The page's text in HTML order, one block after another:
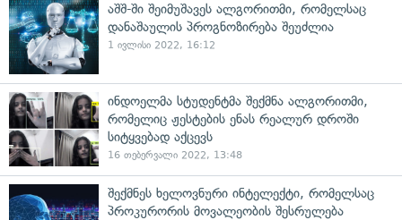
აშშ-ში შეიმუშავეს ალგორითმი, რომელსაც
დანაშაულის პროგნოზირება შეუძლია
1 ივლისი 2022, 16:12
ინდოელმა სტუდენტმა შექმნა ალგორითმი,
რომელიც ჟესტების ენას რეალურ დროში
სიტყვებად აქცევს
16 თებერვალი 2022, 13:48
შექმნეს ხელოვნური ინტელექტი, რომელსაც
პროკურორის მოვალეობის შესრულება